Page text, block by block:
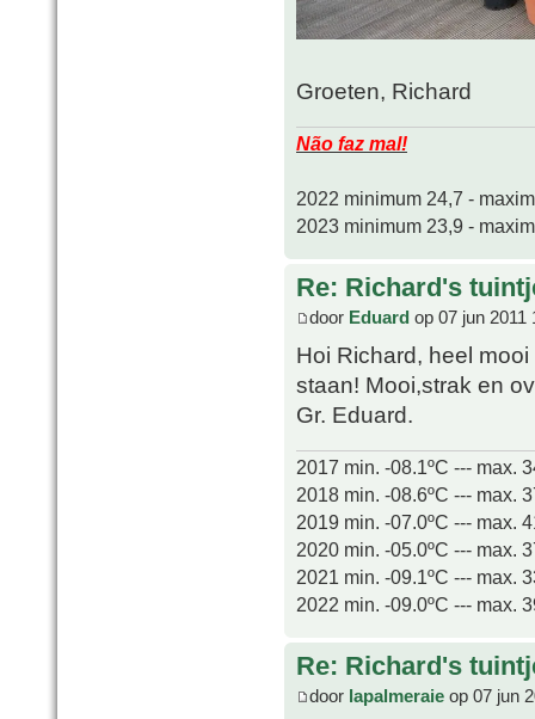
Groeten, Richard
Não faz mal!
2022 minimum 24,7 -
2023 minimum 23,9 -
Re: Richard's
door Eduard op 07 jun 2011
Hoi Richard, heel
staan! Mooi,strak en
Gr. Eduard.
2017 min. -08.1ºC --- max.
2018 min. -08.6ºC --- max.
2019 min. -07.0ºC --- max.
2020 min. -05.0ºC --- max.
2021 min. -09.1ºC --- max.
2022 min. -09.0ºC --- max.
Re: Richard's
door lapalmeraie op 07 jun